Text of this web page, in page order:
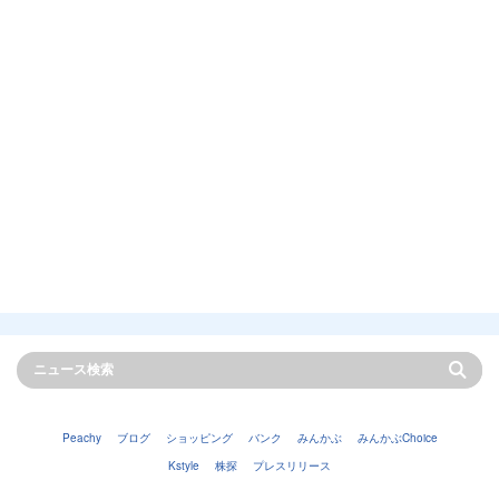
Peachy ブログ ショッピング バンク みんかぶ
みんかぶChoice
Kstyle
株探 プレスリリース